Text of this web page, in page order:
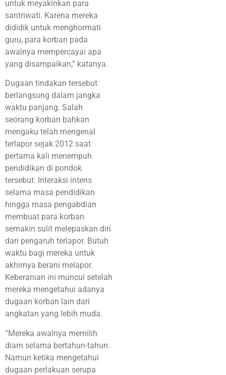
untuk meyakinkan para
santriwati. Karena mereka
dididik untuk menghormati
guru, para korban pada
awalnya mempercayai apa
yang disampaikan,” katanya.
Dugaan tindakan tersebut
berlangsung dalam jangka
waktu panjang. Salah
seorang korban bahkan
mengaku telah mengenal
terlapor sejak 2012 saat
pertama kali menempuh
pendidikan di pondok
tersebut. Interaksi intens
selama masa pendidikan
hingga masa pengabdian
membuat para korban
semakin sulit melepaskan diri
dari pengaruh terlapor. Butuh
waktu bagi mereka untuk
akhirnya berani melapor.
Keberanian ini muncul setelah
mereka mengetahui adanya
dugaan korban lain dari
angkatan yang lebih muda.
“Mereka awalnya memilih
diam selama bertahun-tahun.
Namun ketika mengetahui
dugaan perlakuan serupa